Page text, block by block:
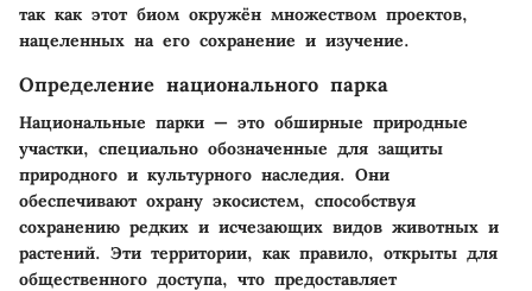
так как этот биом окружён множеством проектов,
нацеленных на его сохранение и изучение.
Определение национального парка
Национальные парки — это обширные природные
участки, специально обозначенные для защиты
природного и культурного наследия. Они
обеспечивают охрану экосистем, способствуя
сохранению редких и исчезающих видов животных и
растений. Эти территории, как правило, открыты для
общественного доступа, что предоставляет